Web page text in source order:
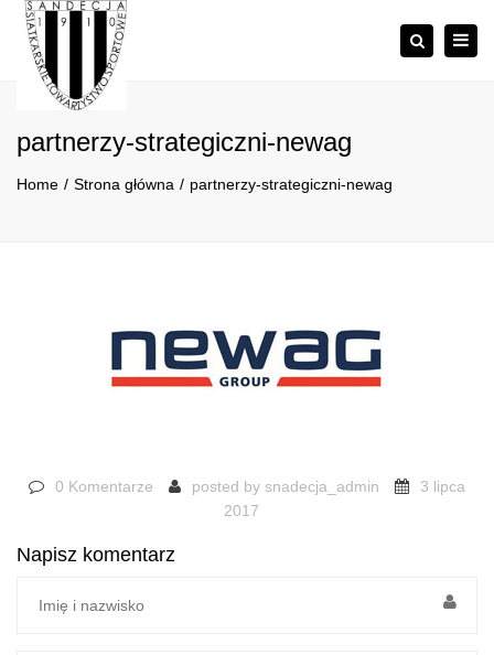
Szukaj
partnerzy-strategiczni-newag
Home Strona główna partnerzy-strategiczni-newag
0 Komentarze posted by snadecja_admin
3 lipca
2017
Napisz komentarz